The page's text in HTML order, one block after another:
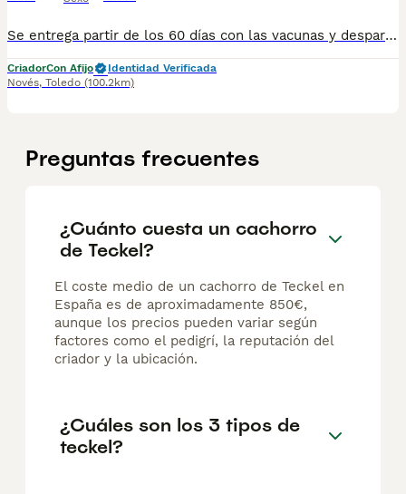
Se entrega partir de los 60 días con las vacunas y desparasitsciones correspondientes a su edad. 698979889 para más información En el precio n es incluido el iva
CriadorCon Afijo
Identidad Verificada
Novés, Toledo (100.2km)
Preguntas frecuentes
¿Cuánto cuesta un cachorro
de Teckel?
El coste medio de un cachorro de Teckel en
España es de aproximadamente 850€,
aunque los precios pueden variar según
factores como el pedigrí, la reputación del
criador y la ubicación.
¿Cuáles son los 3 tipos de
teckel?